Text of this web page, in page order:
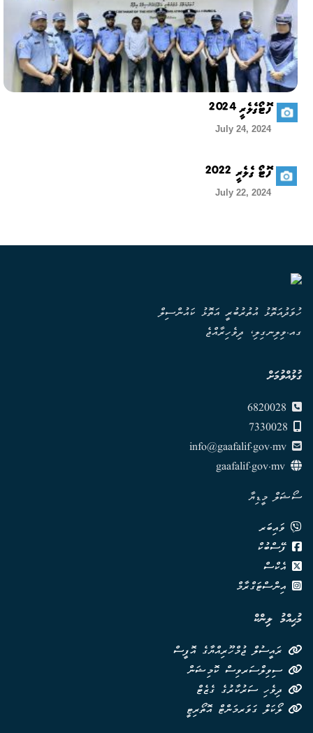
ފޮޓޯގެލެރީ 2024
July 24, 2024
ފޮޓޯ ގެލެރީ 2022
July 22, 2024
ހުވަދުއަތޮޅު އުތުރުބުރީ އަތޮޅު ކައުންސިލް
ގއ.ވިލިނގިލި، ދިވެހިރާއްޖެ
ގުޅުއްވުމަށް
info@gaafalif.gov.mv
ސޯޝަލް މީޑިޔާ
ވައިބަރ
ފޭސްބުކް
އެކްސް
އިންސްޓަގްރާމް
މުޙިއްމު ލިންކް
ރައީސުލް ޖުމްހޫރިއްޔާގެ އޮފީސް
ސިވިލްސަރވިސް ކޮމިޝަން
ދިވެހި ސަރުކާރުގެ ގެޒެޓް
ލޯކަލް ގަވަރމަންޓް އޮތޯރިޓީ